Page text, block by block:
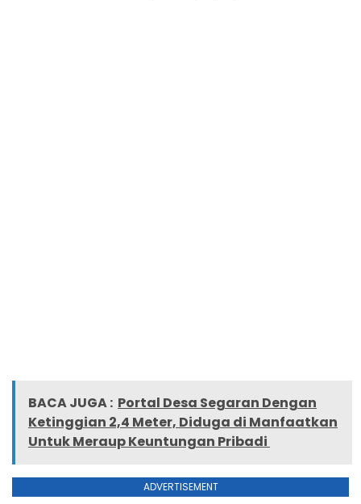
BACA JUGA : Portal Desa Segaran Dengan
Ketinggian 2,4 Meter, Diduga di Manfaatkan
Untuk Meraup Keuntungan Pribadi
ADVERTISEMENT